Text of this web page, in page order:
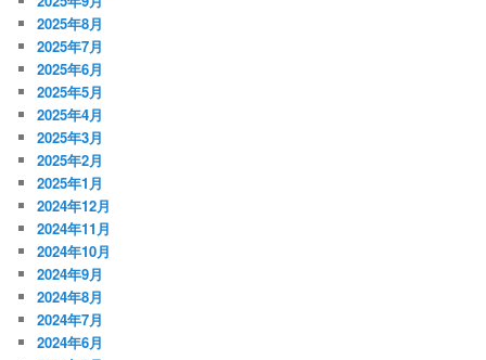
2025年8月
2025年7月
2025年6月
2025年5月
2025年4月
2025年3月
2025年2月
2025年1月
2024年12月
2024年11月
2024年10月
2024年9月
2024年8月
2024年7月
2024年6月